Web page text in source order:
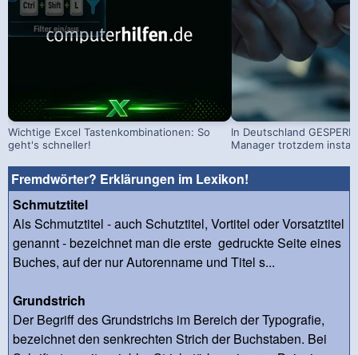
Wichtige Excel Tastenkombinationen: So
geht's schneller!
In Deutschland
Manager trotzdem
Fremdwörter? Erklärungen im Lexikon!
Schmutztitel
Als Schmutztitel - auch Schutztitel, Vortitel oder Vorsatztitel
genannt - bezeichnet man die erste gedruckte Seite eines
Buches, auf der nur Autorenname und Titel s...
Grundstrich
Der Begriff des Grundstrichs im Bereich der Typografie,
bezeichnet den senkrechten Strich der Buchstaben. Bei